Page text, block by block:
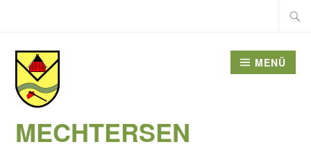
springen
Suche
MECHTERSEN
MENÜ